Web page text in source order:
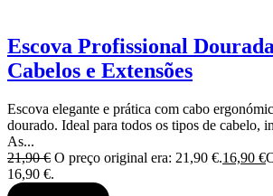
Escova Profissional
Cabelos e Extensões
Escova elegante e prática com cabo
dourado. Ideal para todos os tipos de cabelo,
As...
21,90€ O preço original era: 21,90 €.16,90 €
16,90 €.